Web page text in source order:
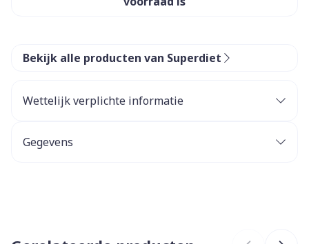
Bekijk alle producten van Superdiet
Wettelijk verplichte informatie
Gegevens